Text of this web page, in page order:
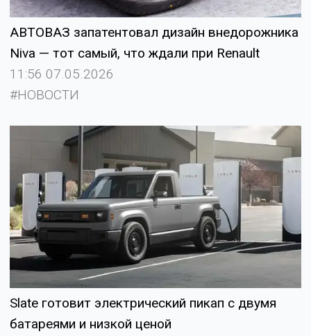
АВТОВАЗ запатентовал дизайн внедорожника
Niva — тот самый, что ждали при Renault
11:56 07.05.2026
#НОВОСТИ
Slate готовит электрический пикап с двумя
батареями и низкой ценой